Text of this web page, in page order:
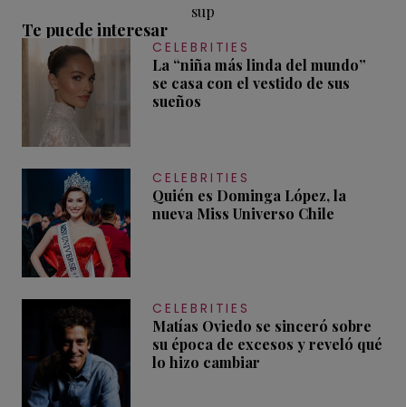
sup
Te puede interesar
CELEBRITIES
La “niña más linda del mundo”
se casa con el vestido de sus
sueños
CELEBRITIES
Quién es Dominga López, la
nueva Miss Universo Chile
CELEBRITIES
Matías Oviedo se sinceró sobre
su época de excesos y reveló qué
lo hizo cambiar